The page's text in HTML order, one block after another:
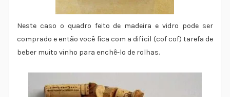
Neste caso o quadro feito de madeira e vidro pode ser
comprado e então você fica com a difícil (cof cof) tarefa de
beber muito vinho para enchê-lo de rolhas.